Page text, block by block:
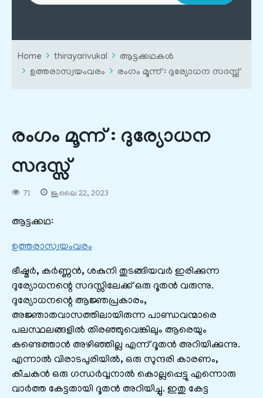
Home thirayarivukal
ആട്ടക്കഥകൾ
ഉത്തരാസ്വയംവരം
രംഗം മൂന്ന് : ദുര്യോധന സദസ്സ്
രംഗം മൂന്ന് : ദുര്യോധന
സദസ്സ്
71 ജൂലൈ 22, 2023
ആട്ടക്കഥ:
ഉത്തരാസ്വയംവരം
ഭീഷ്മർ, കർണ്ണൻ, ശകുനി തുടങ്ങിയവർ ഇരിക്കുന്ന
ദുര്യോധനന്റെ സദസ്സിലേക്ക് ഒരു ദൂതൻ വരുന്നു.
ദുര്യോധനന്റെ ആജ്ഞപ്രകാരം,
അജ്ഞാതവാസത്തിലായിരുന്ന പാണ്ഡവന്മാരെ
പലസ്ഥലങ്ങളിൽ തിരഞ്ഞുവെങ്കിലും ആരെയും
കണ്ടെത്താൻ അഴിഞ്ഞില്ല എന്ന് ദൂതൻ അറിയിക്കുന്നു.
എന്നാൽ വിരാടപുരിയിൽ, ഒരു സുന്ദരി കാരണം,
കീചകൻ ഒരു ഗന്ധർവ്വനാൽ കൊല്ലപ്പെട്ടു എന്നൊരു
വാർത്ത കേട്ടതായി ദൂതൻ അറിയിച്ചു. ഇതു കേട്ട